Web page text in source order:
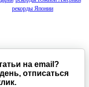
рекорды Японии
на email?
отписаться